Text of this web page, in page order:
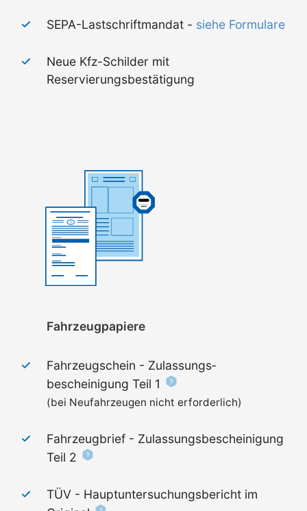
SEPA-Lastschriftmandat - siehe Formulare
Neue Kfz-Schilder mit
Reservierungsbestätigung
Fahrzeugpapiere
Fahrzeugschein - Zulassungs­
bescheinigung Teil 1
(bei Neufahrzeugen nicht erforderlich)
Fahrzeugbrief - Zulassungs­bescheinigung
Teil 2
TÜV - Haupt­untersuchungs­bericht im